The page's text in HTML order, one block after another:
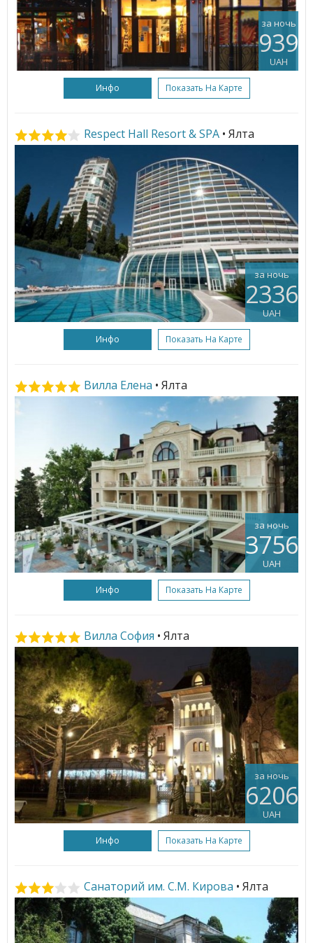
за ночь
939
UAH
Инфо Показать На Карте
Respect Hall Resort & SPA • Ялта
за ночь
2336
UAH
Инфо Показать На Карте
Вилла Елена • Ялта
за ночь
3756
UAH
Инфо Показать На Карте
Вилла София • Ялта
за ночь
6206
UAH
Инфо Показать На Карте
Санаторий им. С.М. Кирова • Ялта